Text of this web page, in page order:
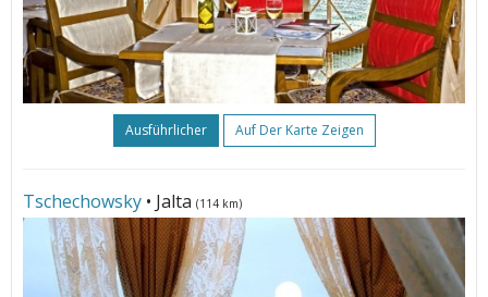
Ausführlicher Auf Der Karte Zeigen
Tschechowsky • Jalta (114 km)